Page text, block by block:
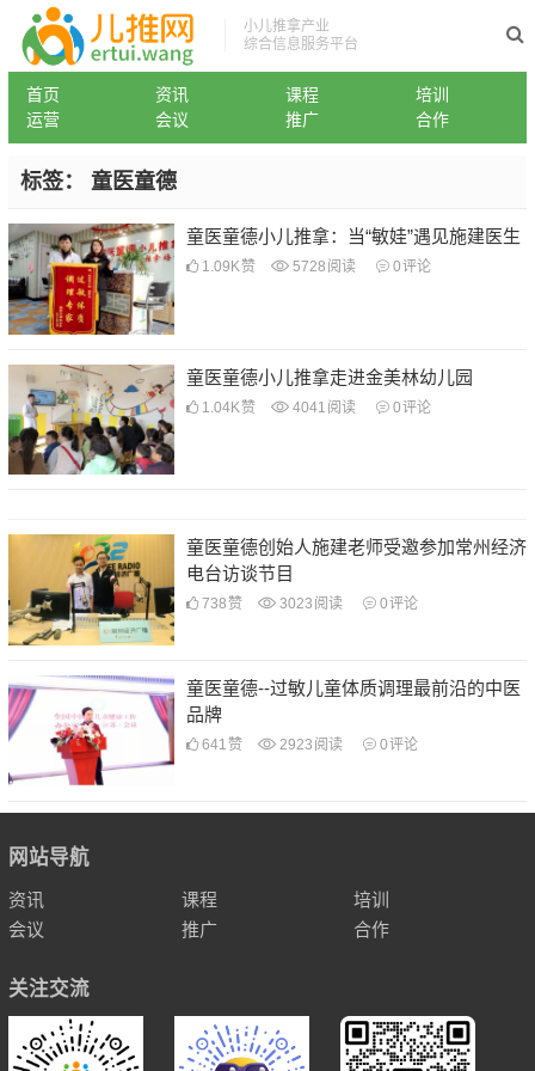
小儿推拿产业
综合信息服务平台
首页 资讯 课程
培训
运营
会议 推广 合作
标签： 童医童德
童医童德小儿推拿：当“敏娃”遇见施建医生
1.09K赞 5728 阅读 0评论
童医童德小儿推拿走进金美林幼儿园
1.04K 赞 4041 阅读 0评论
童医童德创始人施建老师受邀参加常州经济
电台访谈节目
738 赞 3023 阅读 0评论
童医童德--过敏儿童体质调理最前沿的中医
品牌
641 赞 2923 阅读 0评论
网站导航
资讯 课程
培训
会议
推广 合作
关注交流